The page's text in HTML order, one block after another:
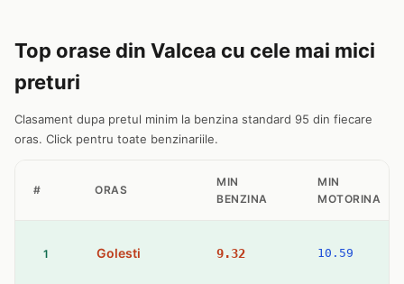
Top orase din Valcea cu cele mai mici
preturi
Clasament dupa pretul minim la benzina standard 95 din fiecare
oras. Click pentru toate benzinariile.
# ORAS
MIN
BENZINA
MIN
MOTORINA
1 Golesti 9.32 10.59